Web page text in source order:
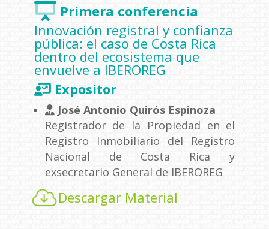
Primera conferencia
Innovación registral y confianza
pública: el caso de Costa Rica
dentro del ecosistema que
envuelve a IBEROREG
Expositor
José Antonio Quirós Espinoza
Registrador de la Propiedad en el
Registro Inmobiliario del Registro
Nacional de Costa Rica y
exsecretario General de IBEROREG
Descargar Material